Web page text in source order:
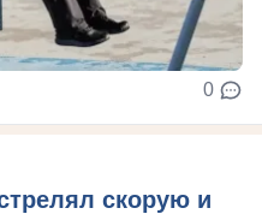
0
скорую и